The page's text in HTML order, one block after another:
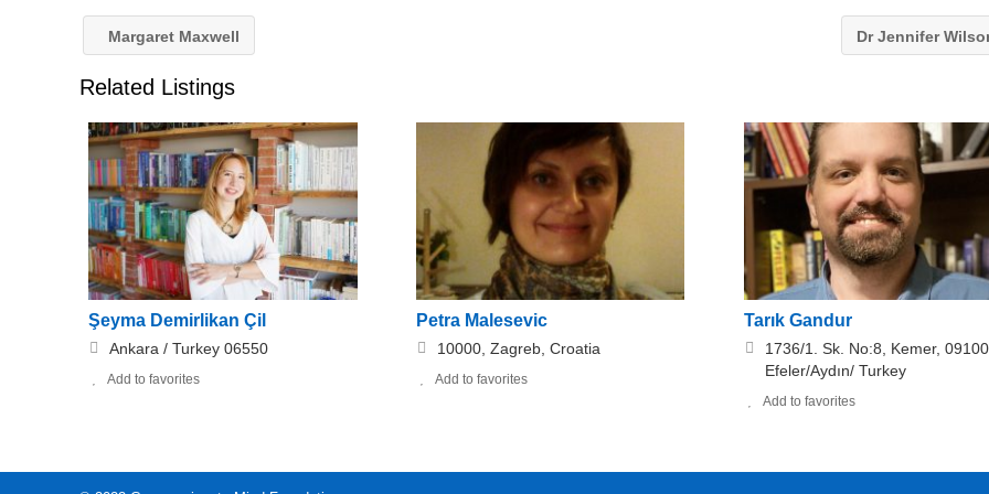
Margaret Maxwell Dr Jennifer
Related Listings
Şeyma Demirlikan Çil
Ankara / Turkey 06550
Add to favorites
Petra Malesevic
10000, Zagreb, Croatia
Add to favorites
Tarık Gandur
1736/1. Sk. No:8, Kemer, 09100
Efeler/Aydın/ Turkey
Add to favorites